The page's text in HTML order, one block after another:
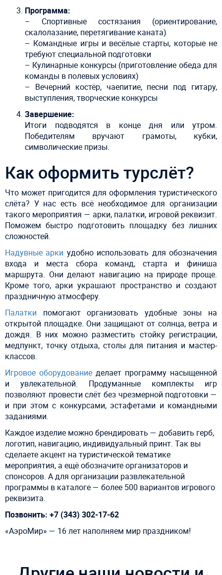
Программа:
– Спортивные состязания (ориентирование,
скалолазание, перетягивание каната)
– Командные игры и весёлые старты, которые не
требуют специальной подготовки
– Кулинарные конкурсы (приготовление обеда для
команды в полевых условиях)
– Вечерний костёр, чаепитие, песни под гитару,
выступления, творческие конкурсы
Завершение:
Итоги подводятся в конце дня или утром.
Победителям вручают грамоты, кубки,
символические призы.
Как оформить турслёт?
Что может пригодится для оформления туристического
слёта? У нас есть всё необходимое для организации
такого мероприятия — арки, палатки, игровой реквизит.
Поможем быстро подготовить площадку без лишних
сложностей.
Надувные арки удобно использовать для обозначения
входа и места сбора команд, старта и финиша
маршрута. Они делают навигацию на природе проще.
Кроме того, арки украшают пространство и создают
праздничную атмосферу.
Палатки помогают организовать удобные зоны на
открытой площадке. Они защищают от солнца, ветра и
дождя. В них можно разместить стойку регистрации,
медпункт, точку отдыха, столы для питания и мастер-
классов.
Игровое оборудование делает программу насыщенной
и увлекательной. Продуманные комплекты игр
позволяют провести слёт без чрезмерной подготовки —
и при этом с конкурсами, эстафетами и командными
заданиями.
Каждое изделие можнобрендировать — добавить герб,
логотип, навигацию, индивидуальный принт. Так вы
сделаете акцент на туристической тематике
мероприятия, а ещё обозначите организаторов и
спонсоров. А для организации развлекательной
программы в каталоге — более 500 вариантов игрового
реквизита.
Позвонить: +7 (343) 302-17-62
«АэроМир» — 16 лет наполняем мир праздником!